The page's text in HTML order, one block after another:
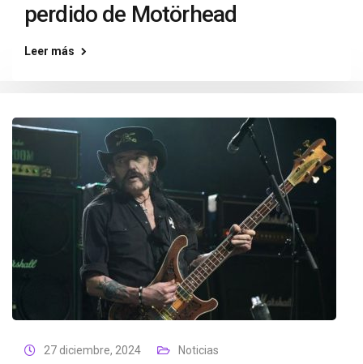
perdido de Motörhead
Leer más
27 diciembre, 2024 Noticias